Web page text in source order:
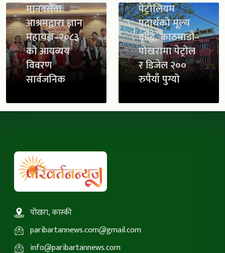
मानवसेवा
आश्रमद्वारा ज्ञान
महायज्ञ–२०८३
को आयव्यय
विवरण
सार्वजनिक
पेट्रोलियम
पदार्थको मूल्य
वृद्धि, काठमाडौं–
पोखरामा पेट्रोल
र डिजेल २००
रुपैयाँ पुग्यो
पोखरा, कास्की
paribartannews.com@gmail.com
info@paribartannews.com